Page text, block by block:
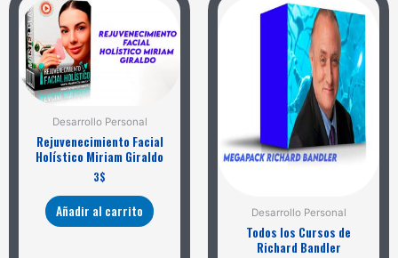
Desarrollo Personal
Rejuvenecimiento Facial
Holístico Miriam Giraldo
3$
Añadir al carrito Desarrollo Personal
Todos los Cursos de
Richard Bandler